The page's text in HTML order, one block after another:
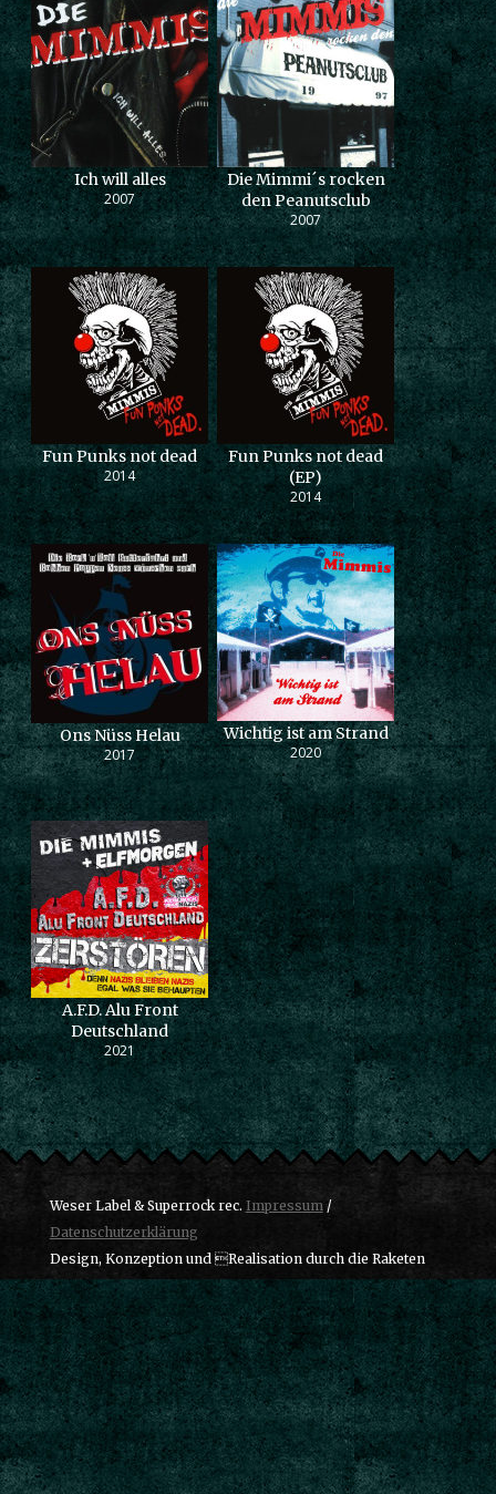
Ich will alles
2007
Die Mimmi´s rocken
den Peanutsclub
2007
Fun Punks not dead
2014
Fun Punks not dead
(EP)
2014
Ons Nüss Helau
2017
Wichtig ist am Strand
2020
A.F.D. Alu Front
Deutschland
2021
Weser Label & Superrock rec. Impressum/
Datenschutzerklärung
Design, Konzeption und Realisation durch die Raketen